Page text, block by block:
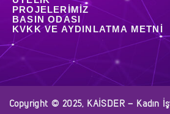
PROJELERIMIZ
BASIN ODASI
KVKK VE AYDINLATMA METNI
Copyright © 2025, KAİSDER – Kadın